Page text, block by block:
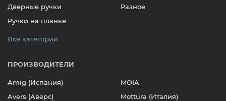
Дверные ручки
Ручки на планке
Разное
Все категории
ПРОИЗВОДИТЕЛИ
Amig (Испания)
Avers (Аверс)
MOIA
Mottura (Италия)